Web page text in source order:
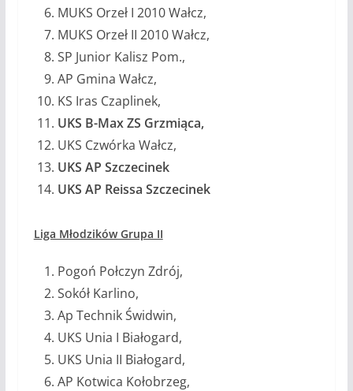
MUKS Orzeł I 2010 Wałcz,
MUKS Orzeł II 2010 Wałcz,
SP Junior Kalisz Pom.,
AP Gmina Wałcz,
KS Iras Czaplinek,
UKS B-Max ZS Grzmiąca,
UKS Czwórka Wałcz,
UKS AP Szczecinek
UKS AP Reissa Szczecinek
Liga Młodzików Grupa II
Pogoń Połczyn Zdrój,
Sokół Karlino,
Ap Technik Świdwin,
UKS Unia I Białogard,
UKS Unia II Białogard,
AP Kotwica Kołobrzeg,